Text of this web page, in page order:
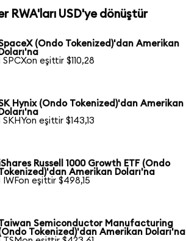
RWA'ları USD'ye dönüştür
(Ondo Tokenized)'dan Amerikan
Doları'na
SPCXon eşittir $110,28
Hynix (Ondo Tokenized)'dan Amerikan
Doları'na
SKHYon eşittir $143,13
Russell 1000 Growth ETF (Ondo
Amerikan Doları'na
IWFon eşittir $498,15
Semiconductor Manufacturing
Tokenized)'dan Amerikan Doları'na